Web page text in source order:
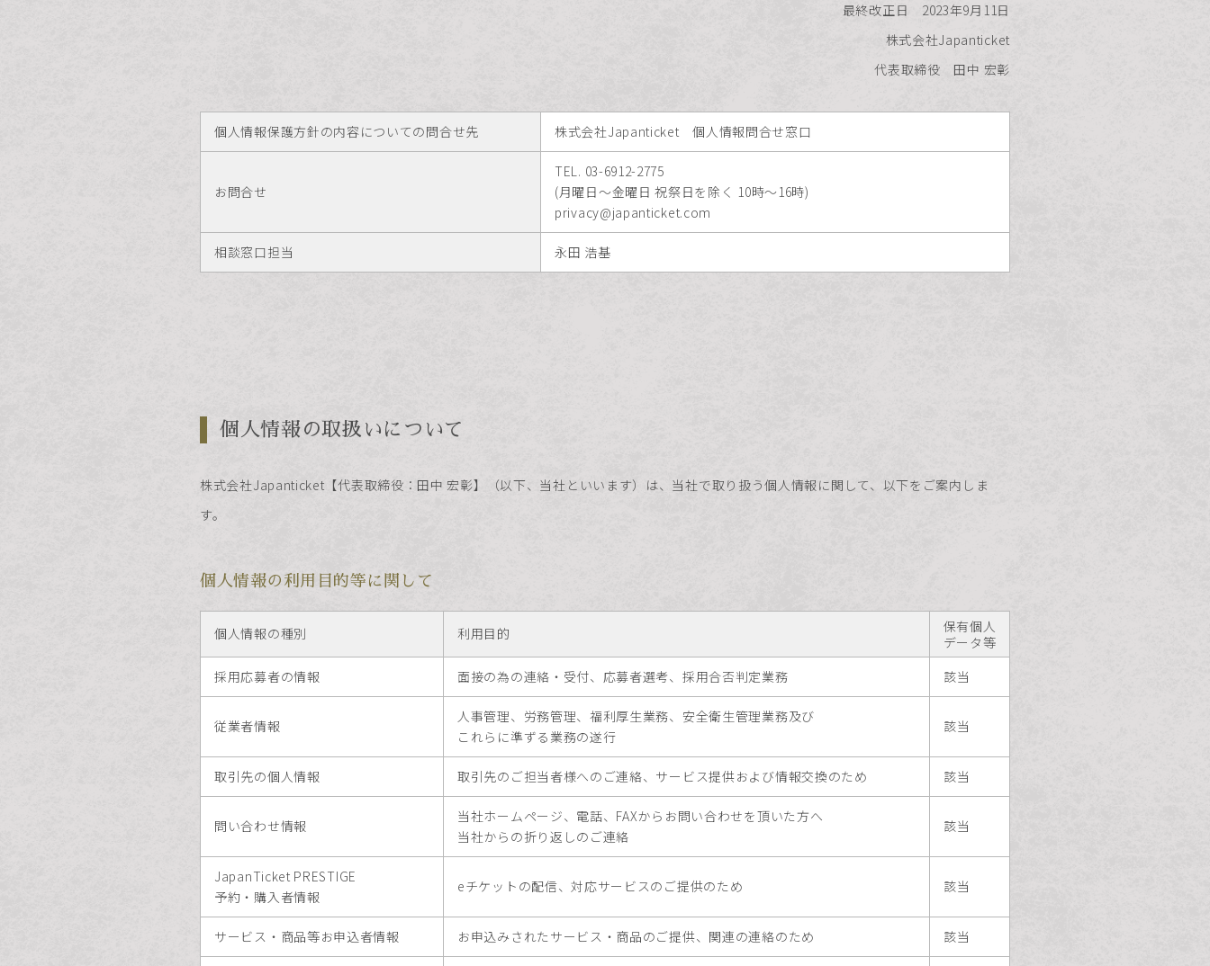
最終改正日 2023年9月11日
株式会社Japanticket
代表取締役 田中 宏彰
個人情報保護方針の内容についての問合せ先 株式会社Japanticket 個人情報問合せ窓口
お問合せ
TEL. 03-6912-2775
(月曜日～金曜日 祝祭日を除く 10時～16時)
privacy@japanticket.com
相談窓口担当 永田 浩基
個人情報の取扱いについて
株式会社Japanticket【代表取締役：田中 宏彰】（以下、当社といいます）は、当社で取り扱う個人情報に関して、以下をご案内しま
す。
個人情報の利用目的等に関して
個人情報の種別 利用目的
保有個人
データ等
採用応募者の情報
面接の為の連絡・受付、応募者選考、採用合否判定業務 該当
従業者情報
人事管理、労務管理、福利厚生業務、安全衛生管理業務及び
これらに準ずる業務の遂行
該当
取引先の個人情報 取引先のご担当者様へのご連絡、サービス提供および情報交換のため 該当
問い合わせ情報
当社ホームページ、電話、FAXからお問い合わせを頂いた方へ
当社からの折り返しのご連絡
該当
JapanTicket PRESTIGE
予約・購入者情報
eチケットの配信、対応サービスのご提供のため 該当
サービス・商品等お申込者情報 お申込みされたサービス・商品のご提供、関連の連絡のため 該当